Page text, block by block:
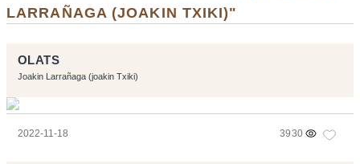
LARRAÑAGA (JOAKIN TXIKI)"
OLATS
Joakin Larrañaga (joakin Txiki)
2022-11-18 3930